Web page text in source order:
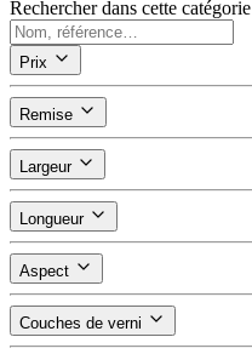
Rechercher dans cette catégorie
Prix
Remise
Largeur
Longueur
Aspect
Couches de verni